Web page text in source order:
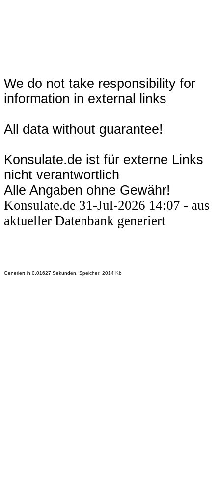
We do not take responsibility for
information in external links
All data without guarantee!
Konsulate.de ist für externe Links
nicht verantwortlich
Alle Angaben ohne Gewähr!
Konsulate.de 31-Jul-2026 14:07 - aus
aktueller Datenbank generiert
Generiert in 0.01627 Sekunden. Speicher: 2014 Kb